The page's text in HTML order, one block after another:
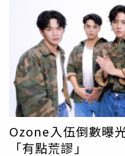
是M號，於是5位成員展
絲面前剃頭。（圖／索尼
平常心等待入伍，在這段
讓粉絲們不會有軍白期
換個想法，是讓自己有
相信回來後可以帶來更不
待，「終於能在這麼緊湊
有不同的展現。」佳辰
更多的是提醒自己要好好
前會盡量把想做的事情完
Ozone入伍倒數曝
「有點荒謬」